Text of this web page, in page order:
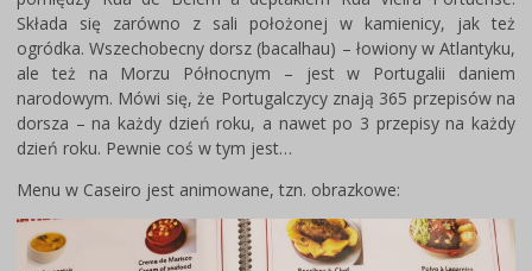
Składa się zarówno z sali położonej w kamienicy, jak też
ogródka. Wszechobecny dorsz (bacalhau) – łowiony w Atlantyku,
ale też na Morzu Północnym – jest w Portugalii daniem
narodowym. Mówi się, że Portugalczycy znają 365 przepisów na
dorsza – na każdy dzień roku, a nawet po 3 przepisy na każdy
dzień roku. Pewnie coś w tym jest…
Menu w Caseiro jest animowane, tzn. obrazkowe: